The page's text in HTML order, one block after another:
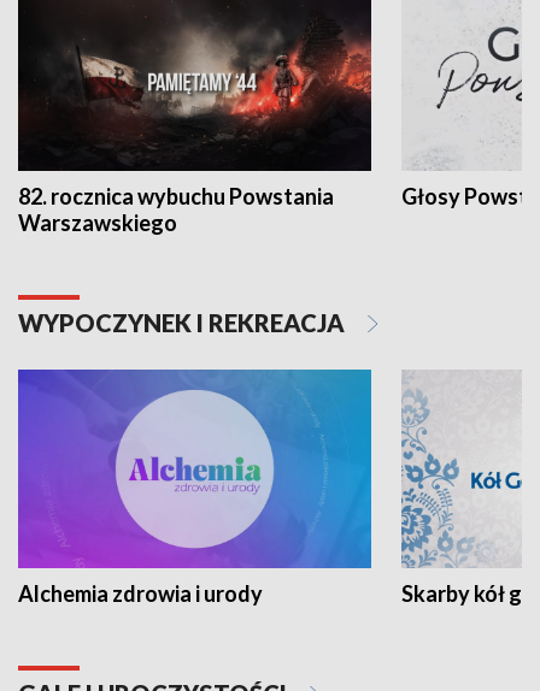
82. rocznica wybuchu Powstania
Warszawskiego
Głosy
WYPOCZYNEK I REKREACJA
Alchemia zdrowia i urody Skarby kół